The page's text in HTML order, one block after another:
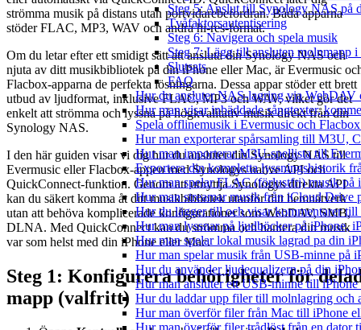
Steg 5: Anslut till Synology NAS på
Tvåfaktorsautentisering
Steg 6: Navigera och spela musik
Steg 7: Lägg till ansluten molnmapp
Slutsats
FAQ
Hur du ansluter NAS-lagring via WebDAV
Hur man visar inbäddade sångtexter,
Spela offlinemusik i Evermusic och
Hur man exporterar spårsamling till M3U,
Hur man importerar M3U-spellista till
Exportera din kompletta lyssningshistorik
Hur man spelar FLAC (förlustfri) musik på
Hur man streamar musik från iCloud Drive
Hur du lägger till och visar kommentarer
Hur man lyssnar på ljudböcker på iPhone,
Hur man spelar lokal musik lagrad pa din
Hur man spelar musik från USB-minne på
Hur du använder ljudequalizern på din
Hur man ansluter ett USB-minne till
Hur du laddar upp filer till molnlagring och
Hur man överför filer från Mac till iPhone
Hur man överför filer trådlöst från en dator
strömma musik på distans utan portvidarebefordran. Båda apparna
stöder FLAC, MP3, WAV och andra hi-res-format.
Om du letar efter ett smidigt sätt att ansluta din Synology NAS och
njuta av ditt musikbibliotek på din iPhone eller Mac, är Evermusic
Flacbox-apparna de perfekta lösningarna. Dessa appar stöder ett brett
utbud av ljudformat, inklusive FLAC, MP3 och WAV, vilket gör det
enkelt att strömma och lyssna på högkvalitativ musik direkt från din
Synology NAS.
I den här guiden visar vi dig hur du ansluter din Synology NAS till
Evermusic eller Flacbox-appen med Synologys native API och
QuickConnect-funktion. Genom att utnyttja Synologys direkta API
kan du säkert komma åt ditt musikbibliotek utanför ditt hemnätverk
utan att behöva komplicerade konfigurationer som WebDAV, SMB,
DLNA. Med QuickConnect kan du strömma och hantera din musik
var som helst med din iPhone eller Mac.
Steg 1: Konfigurera behörigheter för
mapp (valfritt)